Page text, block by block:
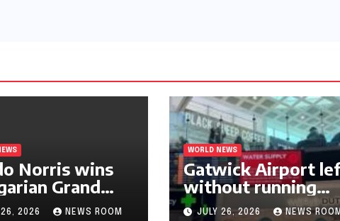
Norris wins
Grand
first F1
26, 2026 NEWS ROOM
WORLD NEWS
Gatwick Airport
without running
water after major
JULY 26, 2026 NEWS